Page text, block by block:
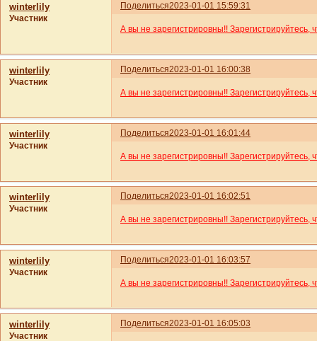
Поделиться2023-01-01 15:59:31
winterlily
Участник
А вы не зарегистрировны!! Зарегистрируйтесь,
Поделиться2023-01-01 16:00:38
winterlily
Участник
А вы не зарегистрировны!! Зарегистрируйтесь,
Поделиться2023-01-01 16:01:44
winterlily
Участник
А вы не зарегистрировны!! Зарегистрируйтесь,
Поделиться2023-01-01 16:02:51
winterlily
Участник
А вы не зарегистрировны!! Зарегистрируйтесь,
Поделиться2023-01-01 16:03:57
winterlily
Участник
А вы не зарегистрировны!! Зарегистрируйтесь,
Поделиться2023-01-01 16:05:03
winterlily
Участник